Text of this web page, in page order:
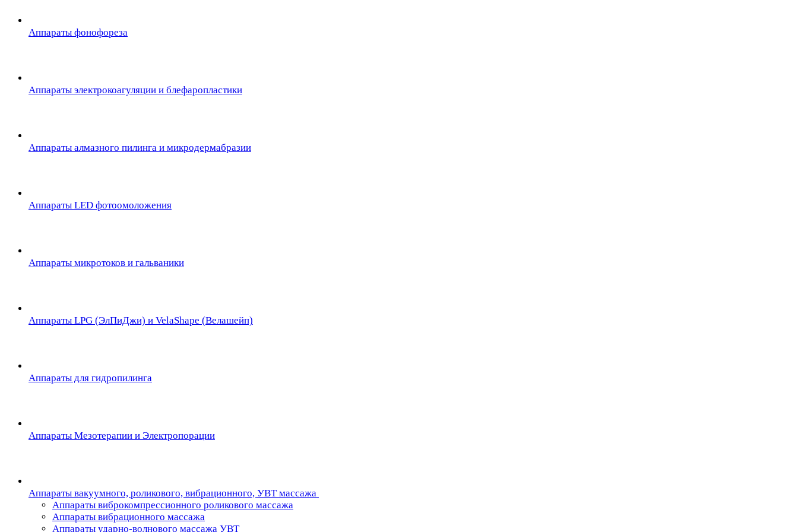
Аппараты фонофореза
Аппараты электрокоагуляции и блефаропластики
Аппараты алмазного пилинга и микродермабразии
Аппараты LED фотоомоложения
Аппараты микротоков и гальваники
Аппараты LPG (ЭлПиДжи) и VelaShape (Велашейп)
Аппараты для гидропилинга
Аппараты Мезотерапии и Электропорации
Аппараты вакуумного, роликового, вибрационного, УВТ массажа
Аппараты виброкомпрессионного роликового массажа
Аппараты вибрационного массажа
Аппараты ударно-волнового массажа УВТ